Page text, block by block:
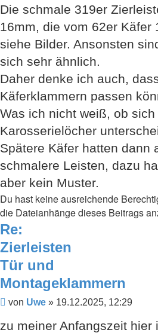
Die schmale 319er
16mm, die vom 62er Käfer
siehe Bilder. Ansonsten
sich sehr ähnlich.
Daher denke ich auch,
Käferklammern passen
Was ich nicht weiß, ob sich
Karosserielöcher
Spätere Käfer hatten dann
schmalere Leisten, dazu
aber kein Muster.
Du hast keine ausreichende
die Dateianhänge dieses Beitrags
Re:
Zierleisten
Tür und
Montageklammern
Beitrag
von Uwe » 19.12.2025, 12:29
zu meiner Anfangszeit hier